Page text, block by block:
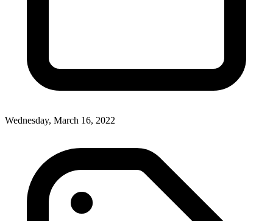
Wednesday, March 16, 2022